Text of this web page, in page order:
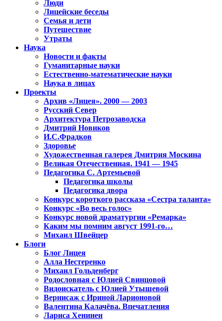
Люди
Лицейские беседы
Семья и дети
Путешествие
Утраты
Наука
Новости и факты
Гуманитарные науки
Естественно-математические науки
Наука в лицах
Проекты
Архив «Лицея». 2000 — 2003
Русский Север
Архитектура Петрозаводска
Дмитрий Новиков
И.С.Фрадков
Здоровье
Художественная галерея Дмитрия Москина
Великая Отечественная. 1941 — 1945
Педагогика С. Артемьевой
Педагогика школы
Педагогика двора
Конкурс короткого рассказа «Сестра таланта»
Конкурс «Во весь голос»
Конкурс новой драматургии «Ремарка»
Каким мы помним август 1991-го…
Михаил Швейцер
Блоги
Блог Лицея
Алла Нестеренко
Михаил Гольденберг
Родословная с Юлией Свинцовой
Видоискатель с Юлией Утышевой
Вернисаж с Ириной Ларионовой
Валентина Калачёва. Впечатления
Лариса Хенинен